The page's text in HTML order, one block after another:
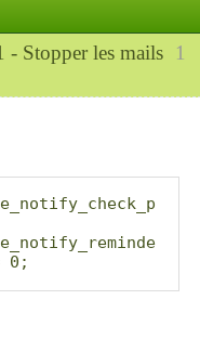
1
- Stopper les mails
0;